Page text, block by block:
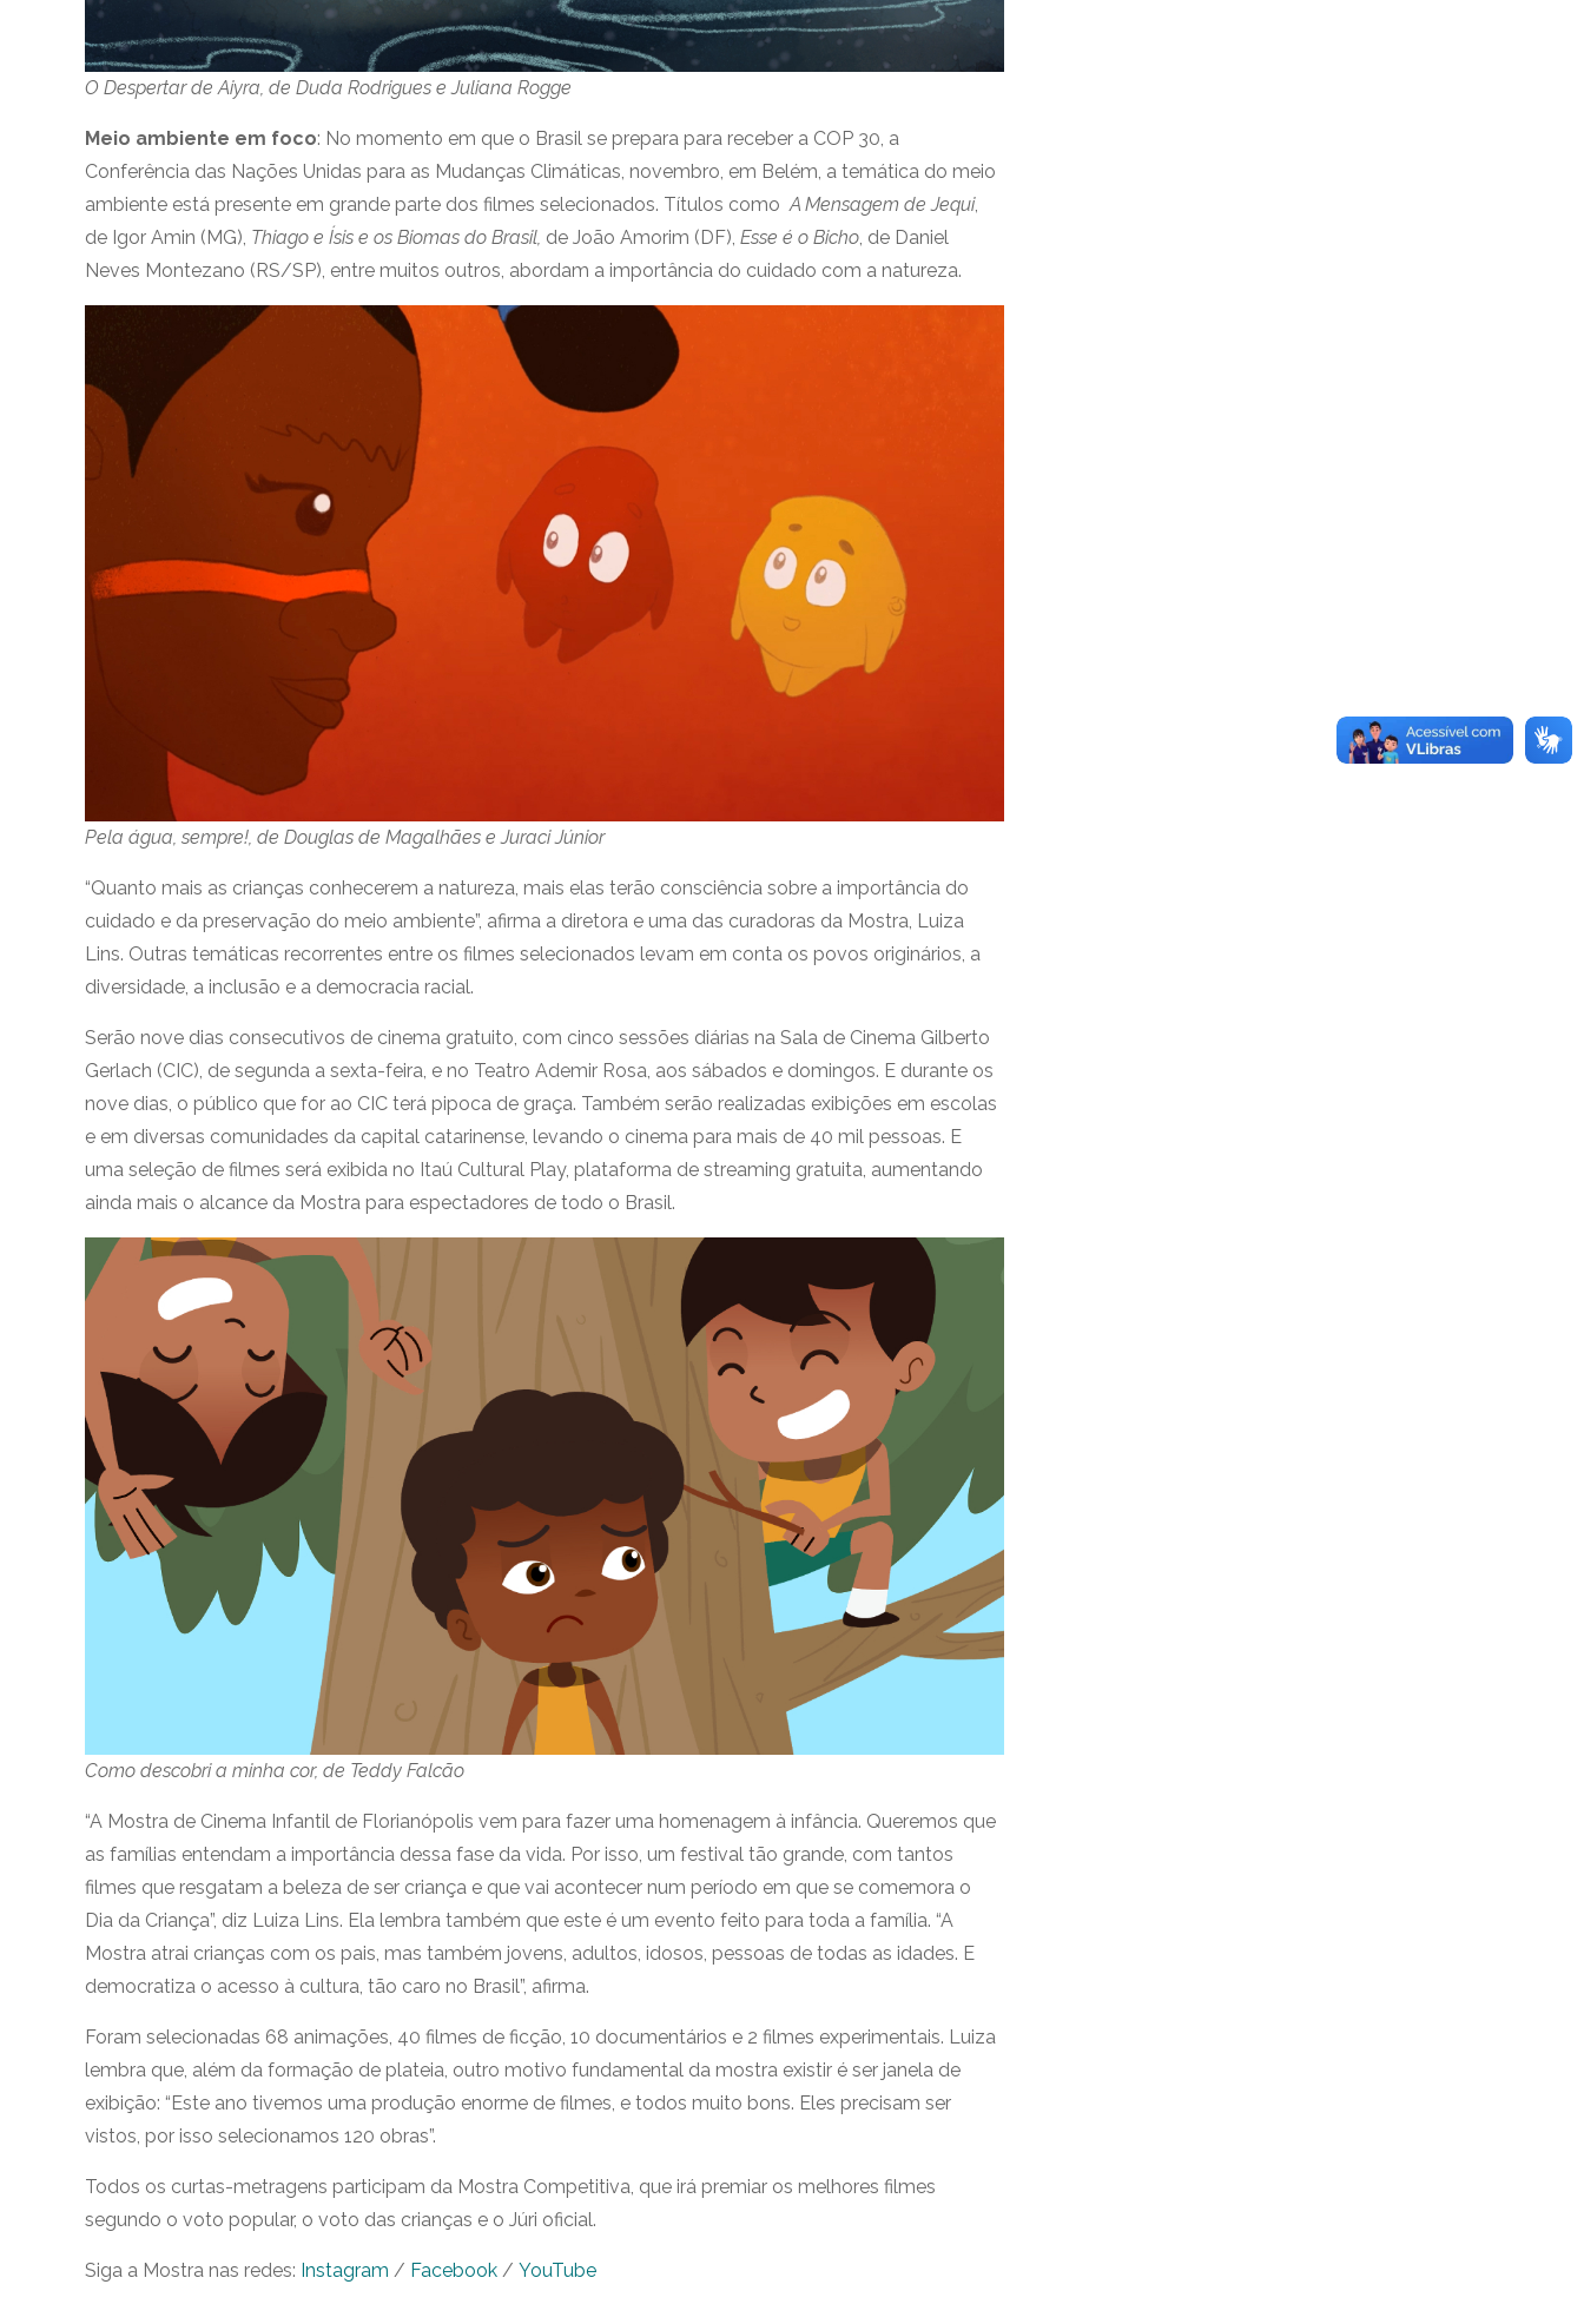
O Despertar de Aiyra, de Duda Rodrigues e Juliana Rogge
Meio ambiente em foco: No momento em que o Brasil se prepara para receber a COP 30, a
Conferência das Nações Unidas para as Mudanças Climáticas, novembro, em Belém, a temática do meio
ambiente está presente em grande parte dos filmes selecionados. Títulos como A Mensagem de Jequi,
de Igor Amin (MG), Thiago e Ísis e os Biomas do Brasil, de João Amorim (DF), Esse é o Bicho , de Daniel
Neves Montezano (RS/SP), entre muitos outros, abordam a importância do cuidado com a natureza.
Pela água, sempre!, de Douglas de Magalhães e Juraci Júnior
“Quanto mais as crianças conhecerem a natureza, mais elas terão consciência sobre a importância do
cuidado e da preservação do meio ambiente”, afirma a diretora e uma das curadoras da Mostra, Luiza
Lins. Outras temáticas recorrentes entre os filmes selecionados levam em conta os povos originários, a
diversidade, a inclusão e a democracia racial.
Serão nove dias consecutivos de cinema gratuito, com cinco sessões diárias na Sala de Cinema Gilberto
Gerlach (CIC), de segunda a sexta-feira, e no Teatro Ademir Rosa, aos sábados e domingos. E durante os
nove dias, o público que for ao CIC terá pipoca de graça. Também serão realizadas exibições em escolas
e em diversas comunidades da capital catarinense, levando o cinema para mais de 40 mil pessoas. E
uma seleção de filmes será exibida no Itaú Cultural Play, plataforma de streaming gratuita, aumentando
ainda mais o alcance da Mostra para espectadores de todo o Brasil.
Como descobri a minha cor, de Teddy Falcão
“A Mostra de Cinema Infantil de Florianópolis vem para fazer uma homenagem à infância. Queremos que
as famílias entendam a importância dessa fase da vida. Por isso, um festival tão grande, com tantos
filmes que resgatam a beleza de ser criança e que vai acontecer num período em que se comemora o
Dia da Criança”, diz Luiza Lins. Ela lembra também que este é um evento feito para toda a família. “A
Mostra atrai crianças com os pais, mas também jovens, adultos, idosos, pessoas de todas as idades. E
democratiza o acesso à cultura, tão caro no Brasil”, afirma.
Foram selecionadas 68 animações, 40 filmes de ficção, 10 documentários e 2 filmes experimentais. Luiza
lembra que, além da formação de plateia, outro motivo fundamental da mostra existir é ser janela de
exibição: “Este ano tivemos uma produção enorme de filmes, e todos muito bons. Eles precisam ser
vistos, por isso selecionamos 120 obras”.
Todos os curtas-metragens participam da Mostra Competitiva, que irá premiar os melhores filmes
segundo o voto popular, o voto das crianças e o Júri oficial.
Siga a Mostra nas redes: Instagram / Facebook / YouTube